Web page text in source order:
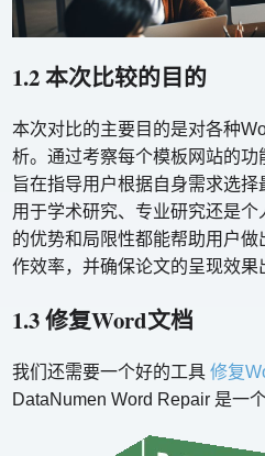
1.2 本次比较的目的
本次对比的主要目的是对各种
析。通过考察每个模板网站的
旨在指导用户根据自身需求选
用于学术研究、专业研究还是
的优势和局限性都能帮助用户
作效率，并确保论文的呈现效果
1.3 修复Word文档
我们还需要一个好的工具修复
DataNumen Word Repair 是一个